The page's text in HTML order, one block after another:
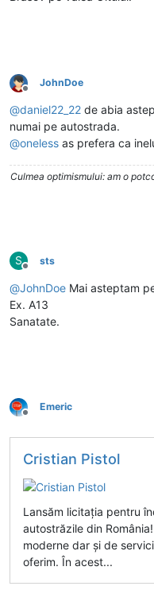
Deconectat
JohnDoe
@daniel22_22 de abia
numai pe autostrada.
@oneless as prefera ca
Culmea optimismului: am o
S
Deconectat
sts
@JohnDoe Mai asteptam
Ex. A13
Sanatate.
Deconectat
Emeric
Cristian Pistol
Lansăm licitația pentru
autostrăzile din
moderne dar și de
oferim. În acest...